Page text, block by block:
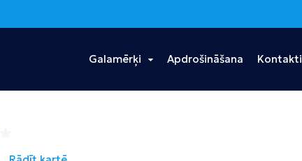
Galamērķi Apdrošināšana Kontakti